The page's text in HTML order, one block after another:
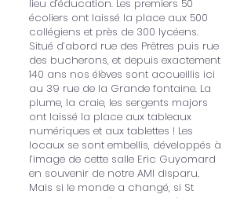
lieu d’éducation. Les premiers 50
écoliers ont laissé la place aux 500
collégiens et près de 300 lycéens.
Situé d’abord rue des Prêtres puis rue
des bucherons, et depuis exactement
140 ans nos élèves sont accueillis ici
au 39 rue de la Grande fontaine. La
plume, la craie, les sergents majors
ont laissé la place aux tableaux
numériques et aux tablettes ! Les
locaux se sont embellis, développés à
l’image de cette salle Eric Guyomard
en souvenir de notre AMI disparu.
Mais si le monde a changé, si St